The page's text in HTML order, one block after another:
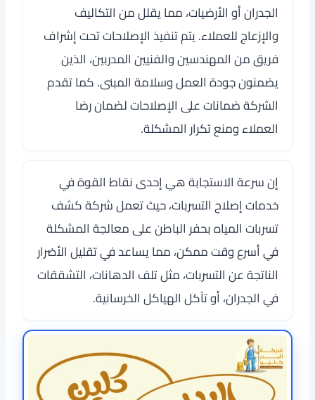
الجدران أو الأرضيات، مما يقلل من التكاليف
والإزعاج للعملاء. يتم تنفيذ الإصلاحات تحت إشراف
فريق من المهندسين والفنيين المدربين، الذين
يضمنون جودة العمل وسلامة المبنى. كما تقدم
الشركة ضمانات على الإصلاحات لضمان رضا
العملاء ومنع تكرار المشكلة.
إن سرعة الاستجابة هي إحدى نقاط القوة في
خدمات إصلاح التسربات، حيث تعمل شركة كشف
تسربات المياه بحفر الباطن على معالجة المشكلة
في أسرع وقت ممكن، مما يساعد في تقليل الأضرار
الناتجة عن التسربات، مثل تلف الدهانات، التشققات
في الجدران، أو تآكل الهياكل الخرسانية.